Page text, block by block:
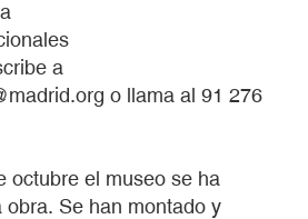
a
o llama al 91 276
octubre el museo se ha
obra. Se han montado y